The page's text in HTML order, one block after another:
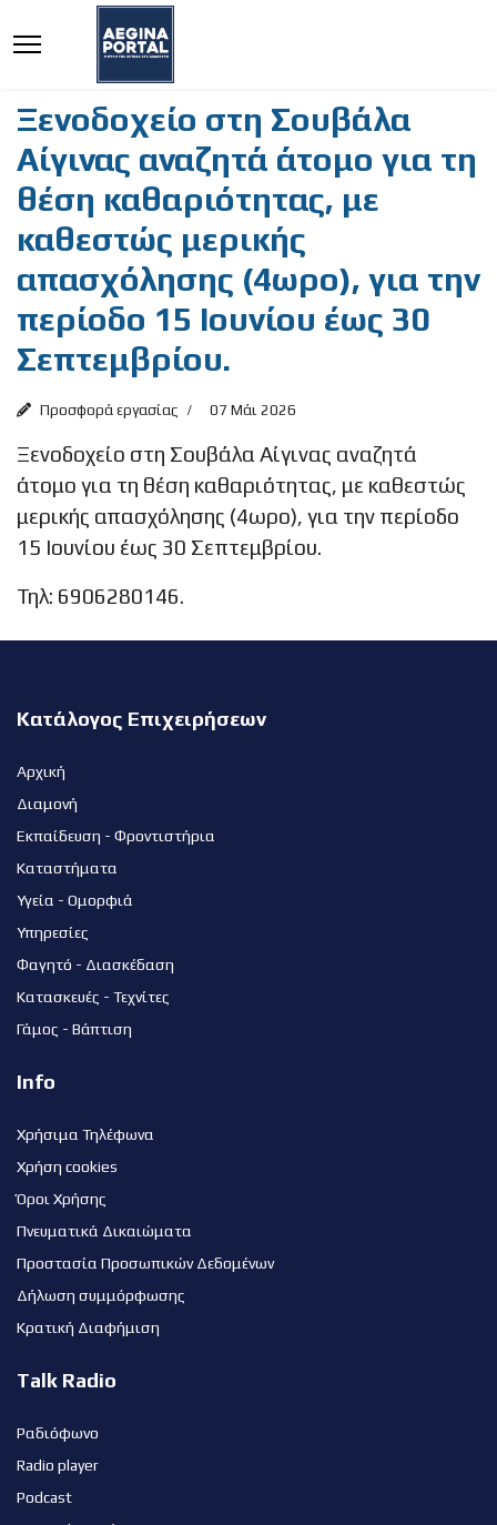
Ξενοδοχείο στη Σουβάλα
Αίγινας αναζητά άτομο για τη
θέση καθαριότητας, με
καθεστώς μερικής
απασχόλησης (4ωρο), για την
περίοδο 15 Ιουνίου έως 30
Σεπτεμβρίου.
Προσφορά εργασίας 07 Μάι 2026
Ξενοδοχείο στη Σουβάλα Αίγινας αναζητά
άτομο για τη θέση καθαριότητας, με καθεστώς
μερικής απασχόλησης (4ωρο), για την περίοδο
15 Ιουνίου έως 30 Σεπτεμβρίου.
Τηλ: 6906280146.
Κατάλογος Επιχειρήσεων
Αρχική
Διαμονή
Εκπαίδευση - Φροντιστήρια
Καταστήματα
Υγεία - Ομορφιά
Υπηρεσίες
Φαγητό - Διασκέδαση
Κατασκευές - Τεχνίτες
Γάμος - Βάπτιση
Info
Χρήσιμα Τηλέφωνα
Χρήση cookies
Όροι Χρήσης
Πνευματικά Δικαιώματα
Προστασία Προσωπικών Δεδομένων
Δήλωση συμμόρφωσης
Κρατική Διαφήμιση
Talk Radio
Ραδιόφωνο
Radio player
Podcast